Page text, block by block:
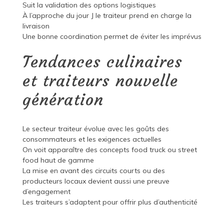
Suit la validation des options logistiques
À l’approche du jour J le traiteur prend en charge la
livraison
Une bonne coordination permet de éviter les imprévus
Tendances culinaires
et traiteurs nouvelle
génération
Le secteur traiteur évolue avec les goûts des
consommateurs et les exigences actuelles
On voit apparaître des concepts food truck ou street
food haut de gamme
La mise en avant des circuits courts ou des
producteurs locaux devient aussi une preuve
d’engagement
Les traiteurs s’adaptent pour offrir plus d’authenticité